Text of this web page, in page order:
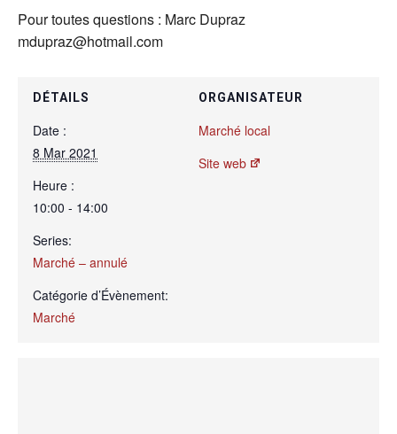
Pour toutes questions : Marc Dupraz
mdupraz@hotmail.com
DÉTAILS
Date :
8 Mar 2021
Heure :
10:00 - 14:00
Series:
Marché – annulé
Catégorie d’Évènement:
Marché
ORGANISATEUR
Marché local
Site web